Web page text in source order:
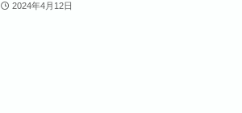
2024年4月12日